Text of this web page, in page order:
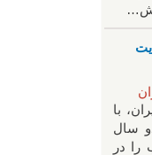
با
سال
را در